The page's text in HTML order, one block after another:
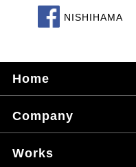
NISHIHAMA
Home
Company
Works